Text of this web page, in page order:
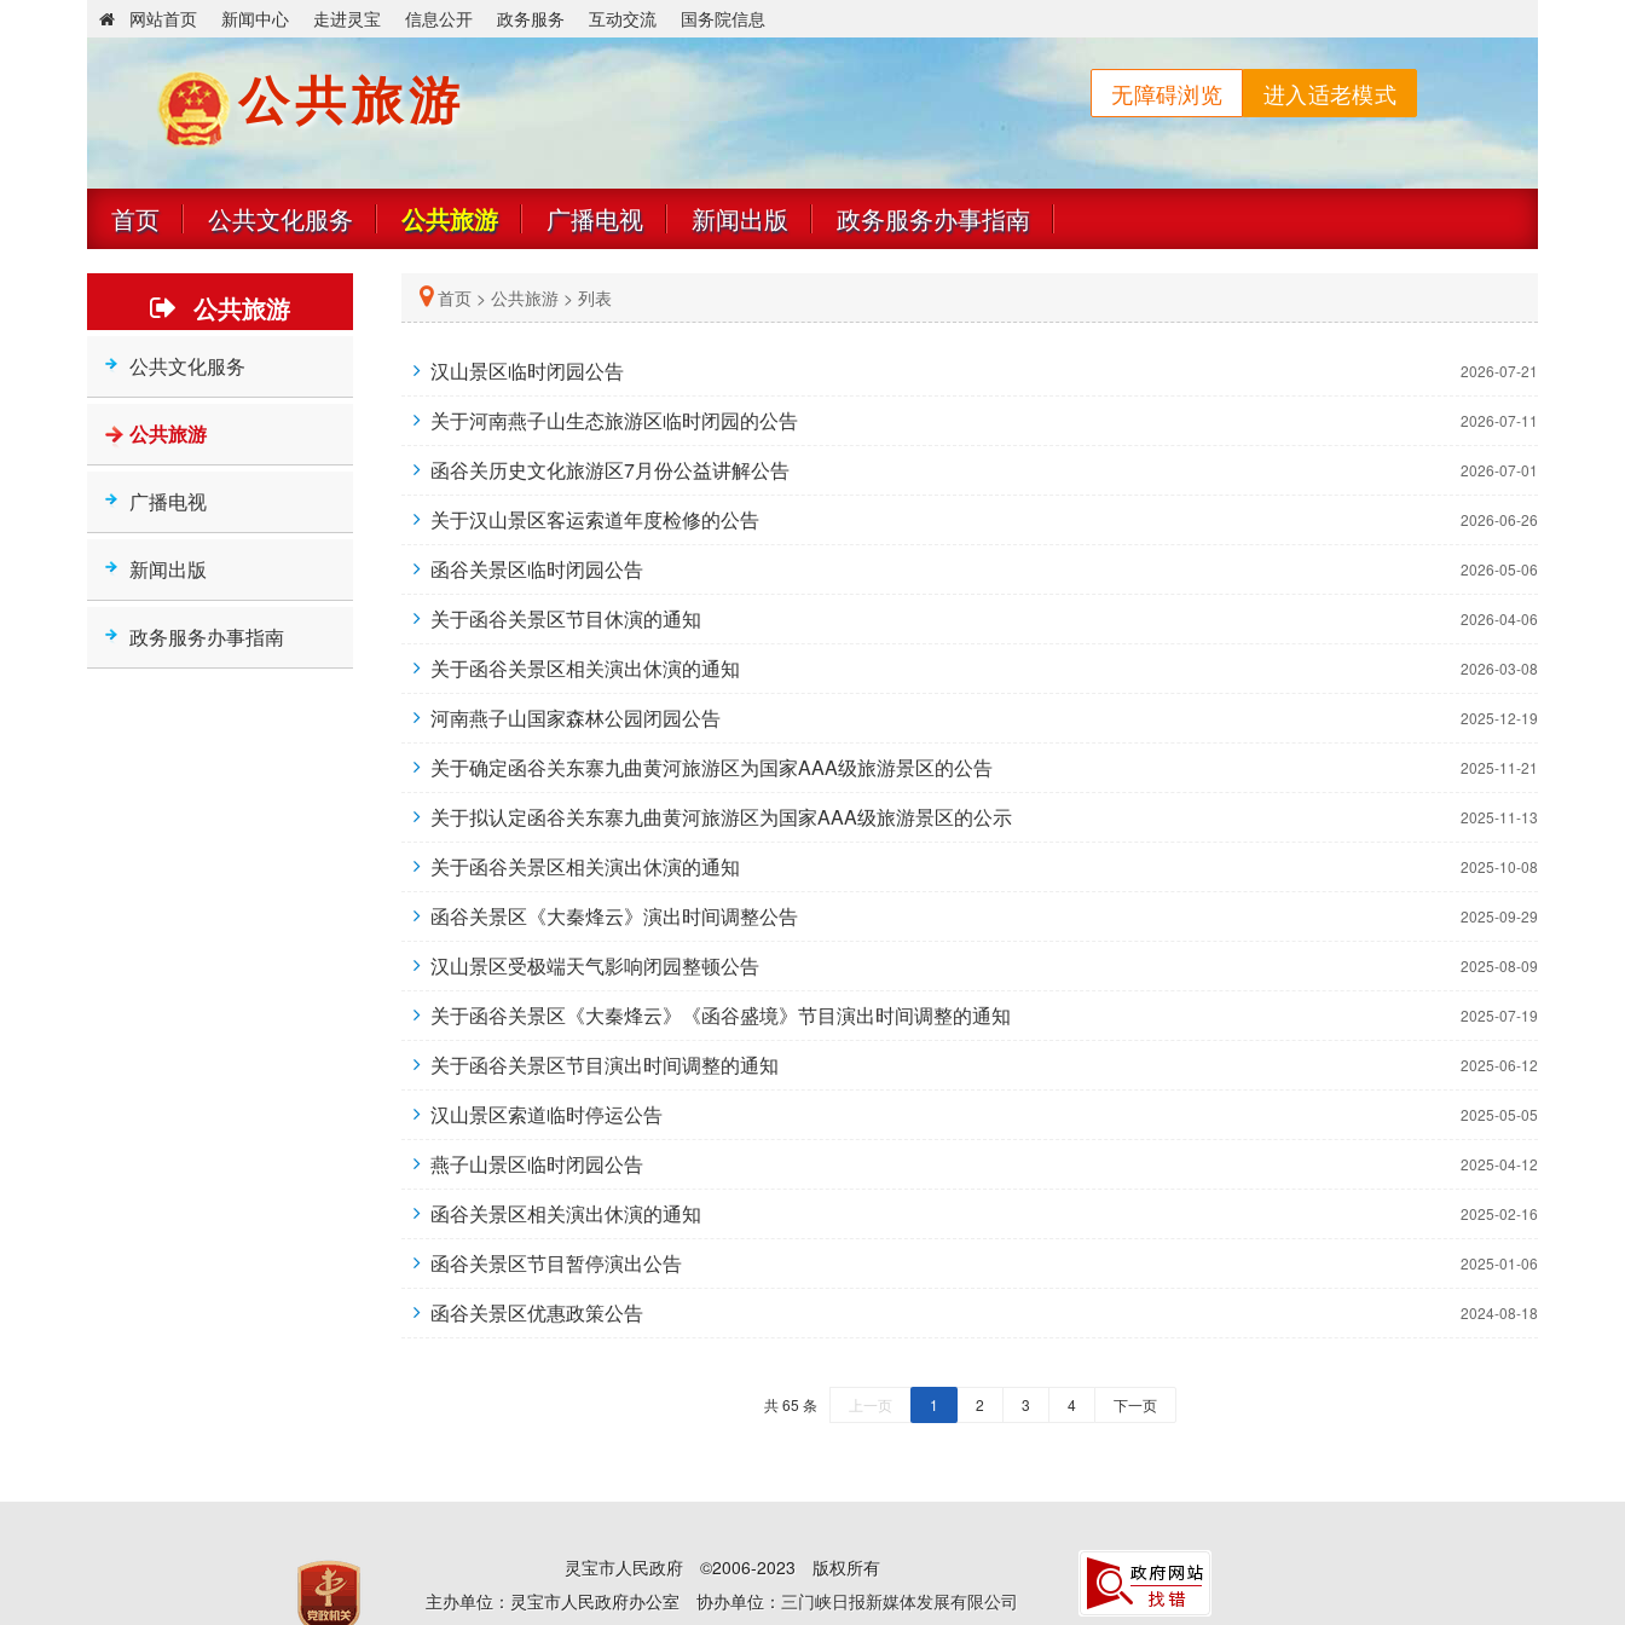
网站首页 新闻中心 走进灵宝 信息公开 政务服务 互动交流 国务院信息
公共旅游 无障碍浏览 进入适老模式
首页 公共文化服务 公共旅游 广播电视 新闻出版 政务服务办事指南
公共旅游
公共文化服务
公共旅游
广播电视
新闻出版
政务服务办事指南
首页 > 公共旅游 > 列表
汉山景区临时闭园公告 2026-07-21
关于河南燕子山生态旅游区临时闭园的公告 2026-07-11
函谷关历史文化旅游区7月份公益讲解公告 2026-07-01
关于汉山景区客运索道年度检修的公告 2026-06-26
函谷关景区临时闭园公告 2026-05-06
关于函谷关景区节目休演的通知 2026-04-06
关于函谷关景区相关演出休演的通知 2026-03-08
河南燕子山国家森林公园闭园公告 2025-12-19
关于确定函谷关东寨九曲黄河旅游区为国家AAA级旅游景区的公告 2025-11-21
关于拟认定函谷关东寨九曲黄河旅游区为国家AAA级旅游景区的公示 2025-11-13
关于函谷关景区相关演出休演的通知 2025-10-08
函谷关景区《大秦烽云》演出时间调整公告 2025-09-29
汉山景区受极端天气影响闭园整顿公告 2025-08-09
关于函谷关景区《大秦烽云》《函谷盛境》节目演出时间调整的通知 2025-07-19
关于函谷关景区节目演出时间调整的通知 2025-06-12
汉山景区索道临时停运公告 2025-05-05
燕子山景区临时闭园公告 2025-04-12
函谷关景区相关演出休演的通知 2025-02-16
函谷关景区节目暂停演出公告 2025-01-06
函谷关景区优惠政策公告 2024-08-18
共 65 条 上一页 1 2 3 4 下一页
灵宝市人民政府 ©2006-2023 版权所有
主办单位：灵宝市人民政府办公室 协办单位： 三门峡日报新媒体发展有限公司